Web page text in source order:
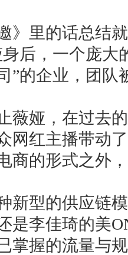
》里的话总结
后，一个庞大
”的企业，团队
薇娅，在过去
网红主播带动
商的形式之外
新型的供应链
是李佳琦的美
掌握的流量与